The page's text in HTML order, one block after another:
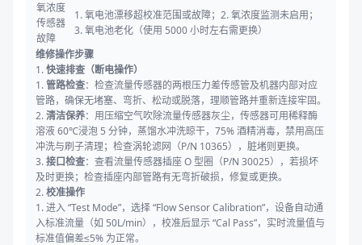
氧浓度
传感器
故障
1. 氧电池漂移超校准范围或故障；2. 氧浓度监测未启用；
3. 氧电池老化（使用 5000 小时左右需更换）
维修操作步骤
1.快速排查（断电操作）
1.管路检查：检查流量传感器的两根压力差传感管及机器内部对应
管路，确保无堵塞、弯折、松动或脱落，理顺管路并重新连接牢固。
2.清洁保养：用压缩空气吹除流量传感器灰尘，传感器可用稀释酶
溶液 60℃浸泡 5 分钟，蒸馏水冲洗晾干，75% 酒精消毒，禁用高压
冲洗与刷子清理；检查涡轮滤网（P/N 10365），脏堵则更换。
3.接口检查：查看流量传感器插座 O 型圈（P/N 30025），若损坏
及时更换；检查插座内部管路有无弯折破损，修复或更换。
2.校准操作
1. 进入 “Test Mode”，选择 “Flow Sensor Calibration”，设备自动通
入标准流量（如 50L/min），校准后显示 “Cal Pass”，实时流量值与
标准值偏差≤5% 为正常。